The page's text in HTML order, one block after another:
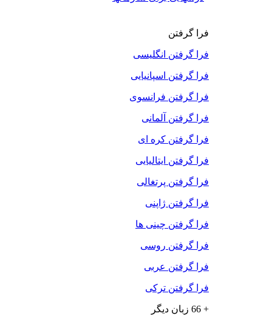
فرا گرفتن
فرا گرفتن انگلیسی
فرا گرفتن اسپانیایی
فرا گرفتن فرانسوی
فرا گرفتن آلمانی
فرا گرفتن کره ای
فرا گرفتن ایتالیایی
فرا گرفتن پرتغالی
فرا گرفتن ژاپنی
فرا گرفتن چینی ها
فرا گرفتن روسی
فرا گرفتن عربی
فرا گرفتن ترکی
+ 66 زبان دیگر